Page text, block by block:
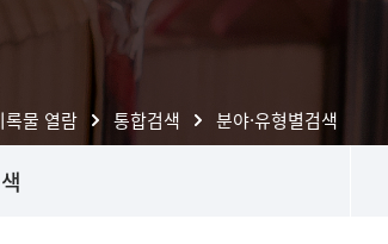
록물 열람 통합검색 분야·유형별검색